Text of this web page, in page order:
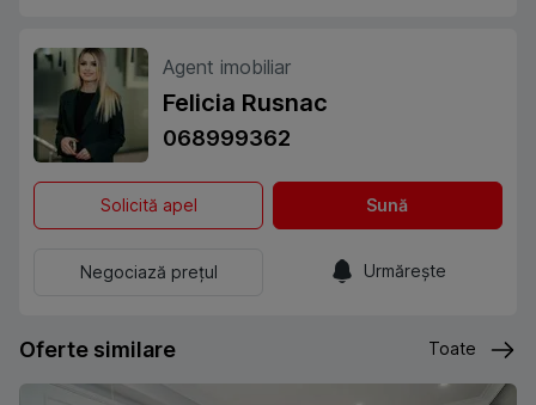
Agent imobiliar
Felicia Rusnac
068999362
Solicită apel Sună
Negociază prețul Urmărește
Oferte similare Toate